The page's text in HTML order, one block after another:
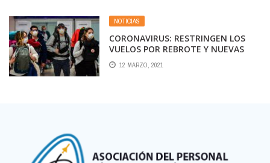
NOTICIAS
CORONAVIRUS: RESTRINGEN LOS
VUELOS POR REBROTE Y NUEVAS
CEPAS
12 MARZO, 2021